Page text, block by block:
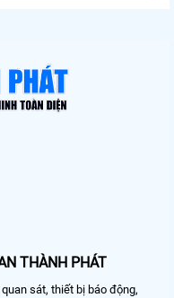
THÀNH PHÁT
sát, thiết bị báo động,